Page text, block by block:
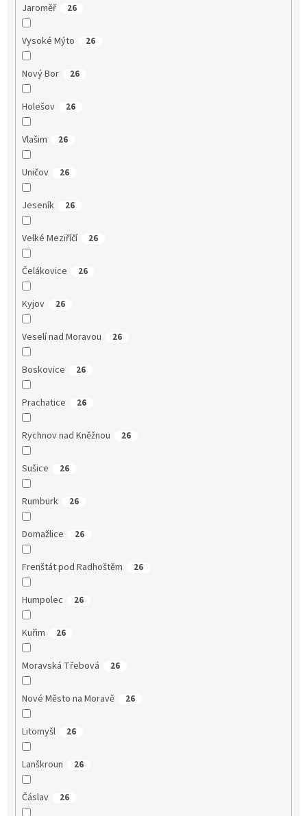
Jaroměř 26
Vysoké Mýto 26
Nový Bor 26
Holešov 26
Vlašim 26
Uničov 26
Jeseník 26
Velké Meziříčí 26
Čelákovice 26
Kyjov 26
Veselí nad Moravou 26
Boskovice 26
Prachatice 26
Rychnov nad Kněžnou 26
Sušice 26
Rumburk 26
Domažlice 26
Frenštát pod Radhoštěm 26
Humpolec 26
Kuřim 26
Moravská Třebová 26
Nové Město na Moravě 26
Litomyšl 26
Lanškroun 26
Čáslav 26